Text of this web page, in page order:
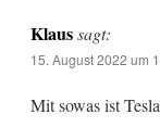
Klaus sagt:
15. August 2022 um
Mit sowas ist